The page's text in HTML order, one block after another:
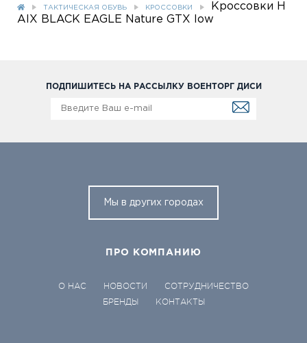
ТАКТИЧЕСКАЯ ОБУВЬ КРОССОВКИ
Кроссовки H
AIX BLACK EAGLE Nature GTX low
ПОДПИШИТЕСЬ НА РАССЫЛКУ ВОЕНТОРГ ДИСИ
Мы в других городах
ПРО КОМПАНИЮ
О НАС НОВОСТИ
СОТРУДНИЧЕСТВО
БРЕНДЫ
КОНТАКТЫ